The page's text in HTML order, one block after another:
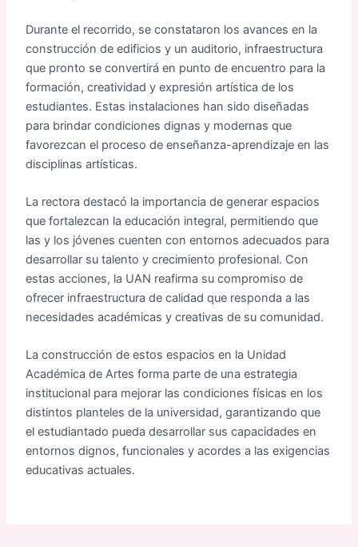
Durante el recorrido, se constataron los avances en la
construcción de edificios y un auditorio, infraestructura
que pronto se convertirá en punto de encuentro para la
formación, creatividad y expresión artística de los
estudiantes. Estas instalaciones han sido diseñadas
para brindar condiciones dignas y modernas que
favorezcan el proceso de enseñanza-aprendizaje en las
disciplinas artísticas.
La rectora destacó la importancia de generar espacios
que fortalezcan la educación integral, permitiendo que
las y los jóvenes cuenten con entornos adecuados para
desarrollar su talento y crecimiento profesional. Con
estas acciones, la UAN reafirma su compromiso de
ofrecer infraestructura de calidad que responda a las
necesidades académicas y creativas de su comunidad.
La construcción de estos espacios en la Unidad
Académica de Artes forma parte de una estrategia
institucional para mejorar las condiciones físicas en los
distintos planteles de la universidad, garantizando que
el estudiantado pueda desarrollar sus capacidades en
entornos dignos, funcionales y acordes a las exigencias
educativas actuales.